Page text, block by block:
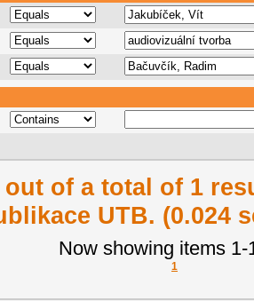
out of a total of 1
UTB. (0.024
Now showing items 1-
1